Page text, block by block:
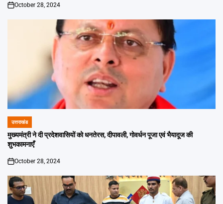
on
October 28, 2024
POSTED
IN
उत्तराखंड
मुख्यमंत्री ने दी प्रदेशवासियों को धनतेरस, दीपावली, गोवर्धन पूजा एवं भैयादूज की
शुभकामनाएँ
on
October 28, 2024